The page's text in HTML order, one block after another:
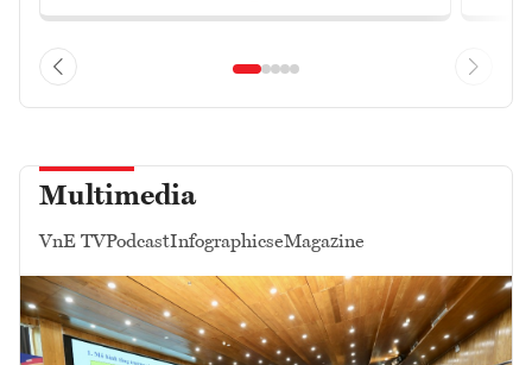
Multimedia
VnE TVPodcastInfographicseMagazine